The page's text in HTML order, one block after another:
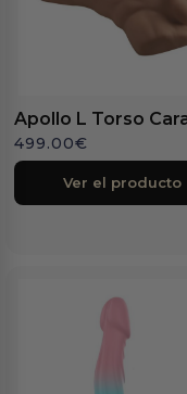
Apollo L Torso
499.00€
Ver el producto